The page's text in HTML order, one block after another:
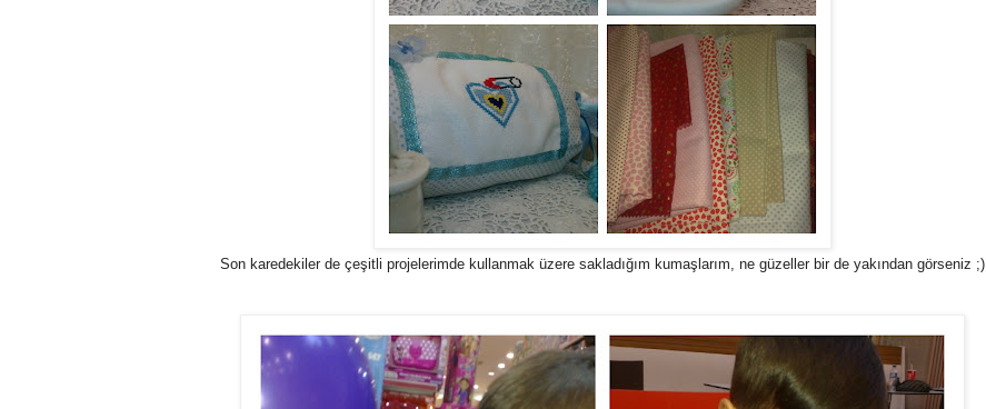
Son karedekiler de çeşitli projelerimde kullanmak üzere sakladığım kumaşlarım, ne güzeller bir de yakından görseniz ;)